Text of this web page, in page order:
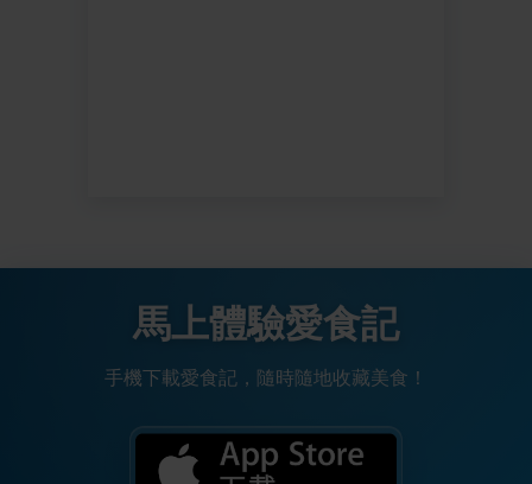
馬上體驗愛食記
手機下載愛食記，隨時隨地收藏美食！